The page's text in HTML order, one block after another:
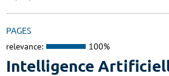
PAGES
relevance: 100%
Intelligence